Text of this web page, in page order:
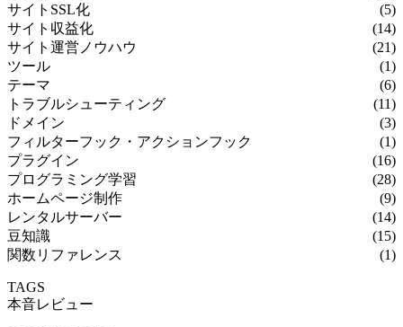
サイトSSL化
(5)
サイト収益化
(14)
サイト運営ノウハウ
(21)
ツール
(1)
テーマ
(6)
トラブルシューティング
(11)
ドメイン
(3)
フィルターフック・アクションフック
(1)
プラグイン
(16)
プログラミング学習
(28)
ホームページ制作
(9)
レンタルサーバー
(14)
豆知識
(15)
関数リファレンス
(1)
TAGS
本音レビュー